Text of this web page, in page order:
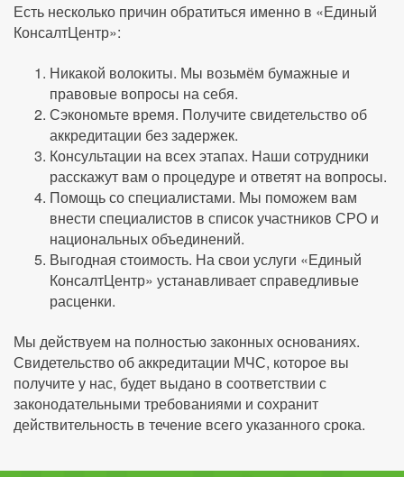
Есть несколько причин обратиться именно в «Единый
КонсалтЦентр»:
Никакой волокиты. Мы возьмём бумажные и
правовые вопросы на себя.
Сэкономьте время. Получите свидетельство об
аккредитации без задержек.
Консультации на всех этапах. Наши сотрудники
расскажут вам о процедуре и ответят на вопросы.
Помощь со специалистами. Мы поможем вам
внести специалистов в список участников СРО и
национальных объединений.
Выгодная стоимость. На свои услуги «Единый
КонсалтЦентр» устанавливает справедливые
расценки.
Мы действуем на полностью законных основаниях.
Свидетельство об аккредитации МЧС, которое вы
получите у нас, будет выдано в соответствии с
законодательными требованиями и сохранит
действительность в течение всего указанного срока.